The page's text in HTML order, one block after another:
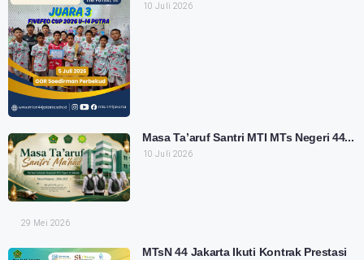
10 Juli 2026
Masa Ta’aruf Santri MTI MTs Negeri 44...
10 Juli 2026
29 Mei 2026
MTsN 44 Jakarta Ikuti Kontrak Prestasi